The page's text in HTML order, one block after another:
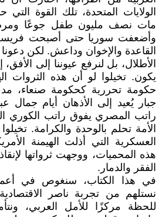
الولايات المتحدة، تلك القوة
مات نصف مليون طفل جوعًا
وأضعفت سوريا حتى أصبحت
القاعدة والإخوان وداعش. لكن دعونا
الأطلال، بل لنرفع عيوننا إلى
يكون. تخيلوا لو أن هذه الثروات
حكومة تحررية كحكومة صنعاء،
جبار يُعيد إلى الأذهان أيام جمال
راتب المصري يفوق راتب الكوري
الأمة تحلم بالوحدة والكرامة.
العسكرية التي أذلت الهيمنة
هذه المحميات، ووجهت ثرواتها
الفقر والدمار.
في هذا الكتاب، سنغوص في
نستلهم من تجربة ناصر
للحظة مركزًا للأمل العربي،